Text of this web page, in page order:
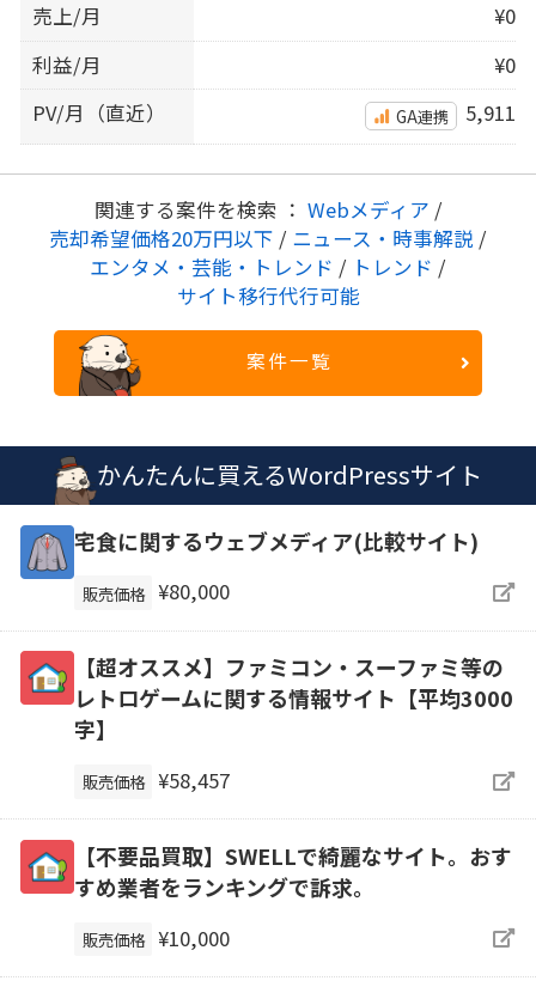
売上/月
¥0
利益/月
¥0
PV/月（直近）
GA連携 5,911
関連する案件を検索 ： Webメディア /
売却希望価格20万円以下 / ニュース・時事解説 /
エンタメ・芸能・トレンド / トレンド /
サイト移行代行可能
案件一覧
かんたんに買えるWordPressサイト
宅食に関するウェブメディア(比較サイト)
販売価格 ¥80,000
【超オススメ】ファミコン・スーファミ等の
レトロゲームに関する情報サイト【平均3000
字】
販売価格 ¥58,457
【不要品買取】SWELLで綺麗なサイト。おす
すめ業者をランキングで訴求。
販売価格 ¥10,000